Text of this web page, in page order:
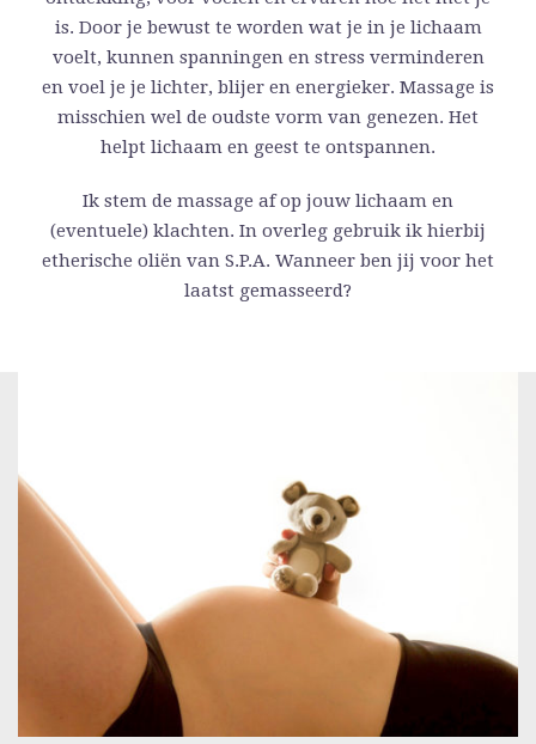
is. Door je bewust te worden wat je in je lichaam
voelt, kunnen spanningen en stress verminderen
en voel je je lichter, blijer en energieker. Massage is
misschien wel de oudste vorm van genezen. Het
helpt lichaam en geest te ontspannen.
Ik stem de massage af op jouw lichaam en
(eventuele) klachten. In overleg gebruik ik hierbij
etherische oliën van S.P.A. Wanneer ben jij voor het
laatst gemasseerd?